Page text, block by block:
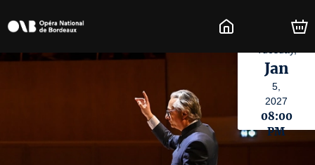
Jan
5,
2027
08:00
PM